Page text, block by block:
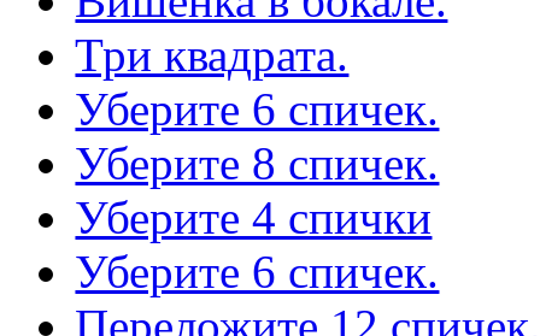
Три квадрата.
Уберите 6 спичек.
Уберите 8 спичек.
Уберите 4 спички
Уберите 6 спичек.
Переложите 12